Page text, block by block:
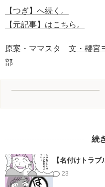
【つぎ】へ続く。
【元記事】はこちら。
原案・ママスタ 文・櫻宮
部
続
【名付けトラブ
23